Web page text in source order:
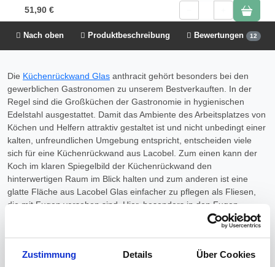
Zustimmung Details Über Cookies
51,90 €
Nach oben Produktbeschreibung Bewertungen 12
Die Küchenrückwand Glas anthracit gehört besonders bei den
gewerblichen Gastronomen zu unserem Bestverkauften. In der
Regel sind die Großküchen der Gastronomie in hygienischen
Edelstahl ausgestattet. Damit das Ambiente des Arbeitsplatzes von
Köchen und Helfern attraktiv gestaltet ist und nicht unbedingt einer
kalten, unfreundlichen Umgebung entspricht, entscheiden viele
sich für eine Küchenrückwand aus Lacobel. Zum einen kann der
Koch im klaren Spiegelbild der Küchenrückwand den
hinterwertigen Raum im Blick halten und zum anderen ist eine
glatte Fläche aus Lacobel Glas einfacher zu pflegen als Fliesen,
die mit Fugen versehen sind. Hier, besonders in den Fugen
sammeln sich mit der Zeit Bakterien, die nur zu beseitigen sind,
wenn die Fugen erneuert werden. Bevor Sie das jedoch tun,
Glasrückwand in der Küche.